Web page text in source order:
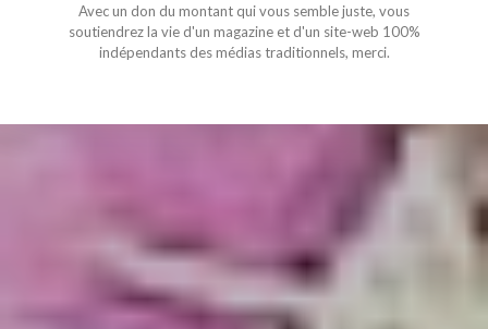
Avec un don du montant qui vous semble juste, vous
soutiendrez la vie d'un magazine et d'un site-web 100%
indépendants des médias traditionnels, merci.